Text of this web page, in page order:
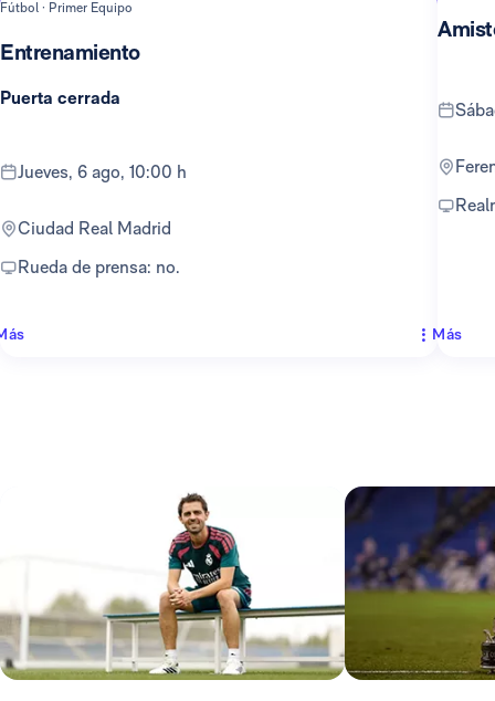
Fútbol · Primer Equipo
Entrenamiento
Puerta cerrada
jueves, 6 ago, 10:00 h
Ciudad Real Madrid
Rueda de prensa: no.
Más